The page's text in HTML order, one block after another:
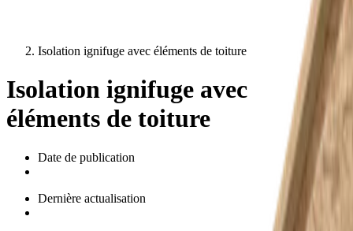
Isolation ignifuge avec éléments de toiture
Isolation ignifuge avec
éléments de toiture
Date de publication
Dernière actualisation